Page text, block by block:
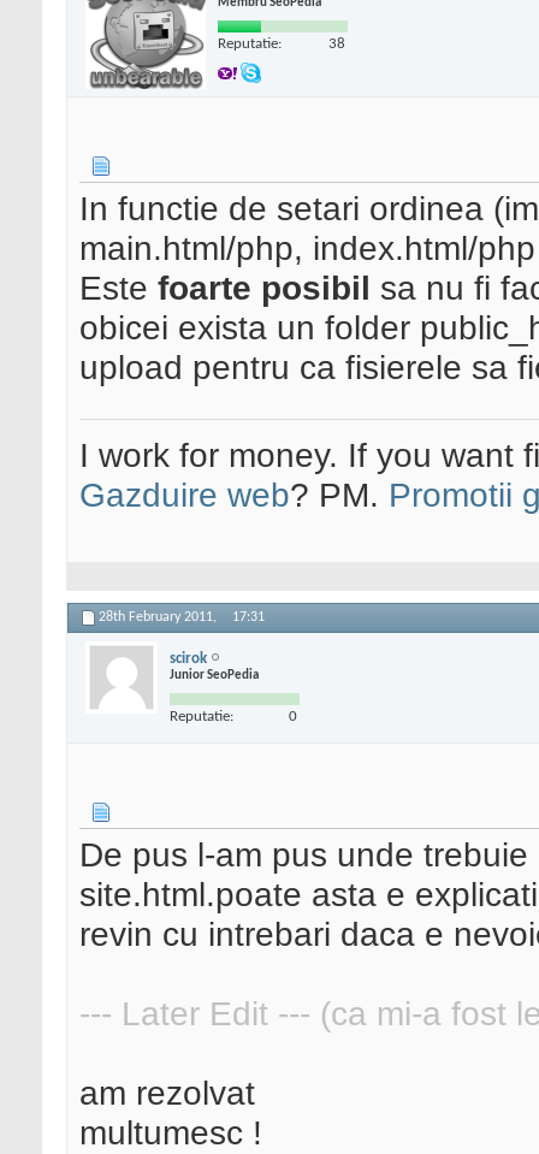
Membru SeoPedia
Reputatie: 38
In functie de setari ordinea
main.html/php, index.html/php
Este foarte posibil sa nu fi
obicei exista un folder
upload pentru ca fisierele sa
I work for money. If you want
Gazduire web? PM. Promotii
28th February 2011, 17:31
scirok
Junior SeoPedia
Reputatie: 0
De pus l-am pus unde
site.html.poate asta e
revin cu intrebari daca e
--- Later Edit --- (ca mi-a fost
am rezolvat
multumesc !